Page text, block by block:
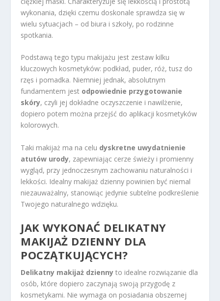
wykonania, dzięki czemu doskonale sprawdza się w
wielu sytuacjach – od biura i szkoły, po rodzinne
spotkania.
Podstawą tego typu makijażu jest zestaw kilku
kluczowych kosmetyków: podkład, puder, róż, tusz do
rzęs i pomadka. Niemniej jednak, absolutnym
fundamentem jest odpowiednie przygotowanie
skóry, czyli jej dokładne oczyszczenie i nawilżenie,
dopiero potem można przejść do aplikacji kosmetyków
kolorowych.
Taki makijaż ma na celu dyskretne uwydatnienie
atutów urody, zapewniając cerze świeży i promienny
wygląd, przy jednoczesnym zachowaniu naturalności i
lekkości. Idealny makijaż dzienny powinien być niemal
niezauważalny, stanowiąc jedynie subtelne podkreślenie
Twojego naturalnego wdzięku.
JAK WYKONAĆ DELIKATNY
MAKIJAŻ DZIENNY DLA
POCZĄTKUJĄCYCH?
Delikatny makijaż dzienny to idealne rozwiązanie dla
osób, które dopiero zaczynają swoją przygodę z
kosmetykami. Nie wymaga on posiadania obszernej